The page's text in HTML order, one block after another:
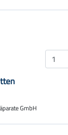
GmbH